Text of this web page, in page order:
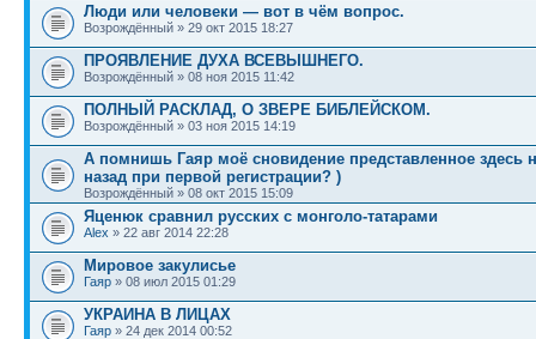
Люди или человеки — вот в чём вопрос.
Возрождённый » 29 окт 2015 18:27
ПРОЯВЛЕНИЕ ДУХА ВСЕВЫШНЕГО.
Возрождённый » 08 ноя 2015 11:42
ПОЛНЫЙ РАСКЛАД, О ЗВЕРЕ БИБЛЕЙСКОМ.
Возрождённый » 03 ноя 2015 14:19
А помнишь Гаяр моё сновидение представленное здесь
назад при первой регистрации? )
Возрождённый » 08 окт 2015 15:09
Яценюк сравнил русских с монголо-татарами
Alex » 22 авг 2014 22:28
Мировое закулисье
Гаяр » 08 июл 2015 01:29
УКРАИНА В ЛИЦАХ
Гаяр » 24 дек 2014 00:52